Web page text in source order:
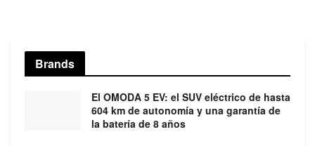
Brands
El OMODA 5 EV: el SUV eléctrico de hasta
604 km de autonomía y una garantía de
la batería de 8 años